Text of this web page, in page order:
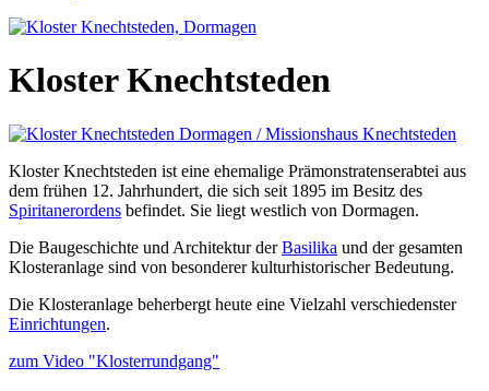
Kloster Knechtsteden
Kloster Knechtsteden ist eine ehemalige Prämonstratenserabtei aus
dem frühen 12. Jahrhundert, die sich seit 1895 im Besitz des
Spiritanerordens befindet. Sie liegt westlich von Dormagen.
Die Baugeschichte und Architektur derBasilika und der gesamten
Klosteranlage sind von besonderer kulturhistorischer Bedeutung.
Die Klosteranlage beherbergt heute eine Vielzahl verschiedenster
Einrichtungen.
zum Video "Klosterrundgang"